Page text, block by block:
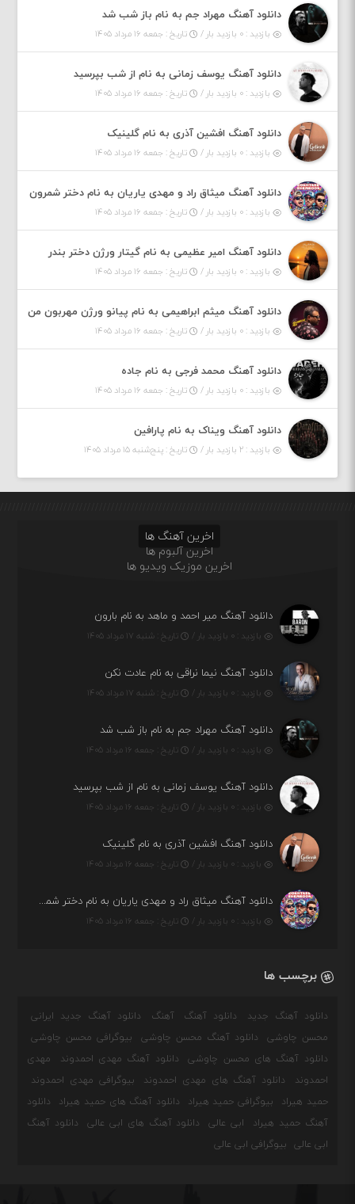
دانلود آهنگ مهراد جم به نام باز شب شد
بازدید : ۰ بازدید بار / تاریخ : جمعه ۱۶ مرداد ۱۴۰۵
دانلود آهنگ یوسف زمانی به نام از شب بپرسید
بازدید : ۰ بازدید بار / تاریخ : جمعه ۱۶ مرداد ۱۴۰۵
دانلود آهنگ افشین آذری به نام گلینیک
بازدید : ۰ بازدید بار / تاریخ : جمعه ۱۶ مرداد ۱۴۰۵
دانلود آهنگ میثاق راد و مهدی یاریان به نام دختر شمرون
بازدید : ۰ بازدید بار / تاریخ : جمعه ۱۶ مرداد ۱۴۰۵
دانلود آهنگ امیر عظیمی به نام گیتار ورژن دختر بندر
بازدید : ۰ بازدید بار / تاریخ : جمعه ۱۶ مرداد ۱۴۰۵
دانلود آهنگ میثم ابراهیمی به نام پیانو ورژن مهربون من
بازدید : ۰ بازدید بار / تاریخ : جمعه ۱۶ مرداد ۱۴۰۵
دانلود آهنگ محمد فرجی به نام جاده
بازدید : ۰ بازدید بار / تاریخ : جمعه ۱۶ مرداد ۱۴۰۵
دانلود آهنگ ویناک به نام پارافین
بازدید : ۲ بازدید بار / تاریخ : پنج‌شنبه ۱۵ مرداد ۱۴۰۵
اخرین آهنگ ها
اخرین آلبوم ها
اخرین موزیک ویدیو ها
دانلود آهنگ میر احمد و ماهد به نام بارون
بازدید : ۰ بازدید بار / تاریخ : شنبه ۱۷ مرداد ۱۴۰۵
دانلود آهنگ نیما نراقی به نام عادت نکن
بازدید : ۰ بازدید بار / تاریخ : شنبه ۱۷ مرداد ۱۴۰۵
دانلود آهنگ مهراد جم به نام باز شب شد
بازدید : ۰ بازدید بار / تاریخ : جمعه ۱۶ مرداد ۱۴۰۵
دانلود آهنگ یوسف زمانی به نام از شب بپرسید
بازدید : ۰ بازدید بار / تاریخ : جمعه ۱۶ مرداد ۱۴۰۵
دانلود آهنگ افشین آذری به نام گلینیک
بازدید : ۰ بازدید بار / تاریخ : جمعه ۱۶ مرداد ۱۴۰۵
دانلود آهنگ میثاق راد و مهدی یاریان به نام دختر شمرون
بازدید : ۰ بازدید بار / تاریخ : جمعه ۱۶ مرداد ۱۴۰۵
برچسب ها
دانلود آهنگ جدید دانلود آهنگ آهنگ
دانلود آهنگ جدید ایرانی
محسن چاوشی
دانلود آهنگ محسن چاوشی
بیوگرافی محسن چاوشی
دانلود آهنگ های محسن چاوشی
دانلود آهنگ مهدی احمدوند
مهدی
احمدوند
دانلود آهنگ های مهدی احمدوند
بیوگرافی مهدی احمدوند
حمید هیراد
بیوگرافی حمید هیراد دانلود آهنگ های حمید هیراد
دانلود
آهنگ حمید هیراد
ابی عالی دانلود آهنگ های ابی عالی
دانلود آهنگ
ابی عالی
بیوگرافی ابی عالی